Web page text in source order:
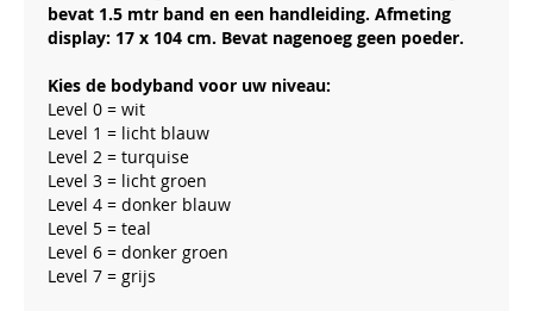
bevat 1.5 mtr band en een handleiding. Afmeting
display: 17 x 104 cm. Bevat nagenoeg geen poeder.
Kies de bodyband voor uw niveau:
Level 0 = wit
Level 1 = licht blauw
Level 2 = turquise
Level 3 = licht groen
Level 4 = donker blauw
Level 5 = teal
Level 6 = donker groen
Level 7 = grijs